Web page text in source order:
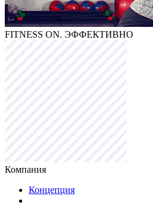
FITNESS ON. ЭФФЕКТИВНО
Компания
Концепция